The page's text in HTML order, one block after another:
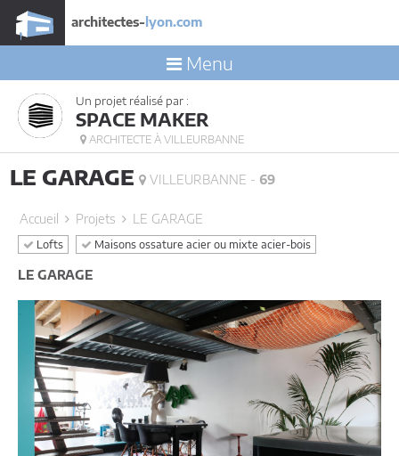
architectes- lyon.com
Menu
Un projet réalisé par :
SPACE MAKER
ARCHITECTE À VILLEURBANNE
LE GARAGE VILLEURBANNE - 69
Accueil Projets LE GARAGE
Lofts Maisons ossature acier ou mixte acier-bois
LE GARAGE